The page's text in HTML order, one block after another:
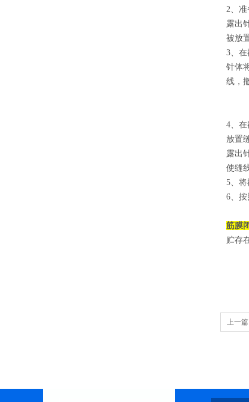
2、
露出
被放
3、
针体
线，
4、
放置
露出
使缝
5、
6、
筋膜
贮存
上一篇